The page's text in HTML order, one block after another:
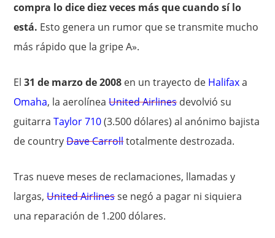
compra lo dice diez veces más que cuando sí lo
está. Esto genera un rumor que se transmite mucho
más rápido que la gripe A».
El31 de marzo de 2008 en un trayecto de Halifaxa
Omaha, la aerolíneaUnited Airlinesdevolvió su
guitarraTaylor 710(3.500 dólares) al anónimo bajista
de countryDave Carrolltotalmente destrozada.
Tras nueve meses de reclamaciones, llamadas y
largas,United Airlinesse negó a pagar ni siquiera
una reparación de 1.200 dólares.